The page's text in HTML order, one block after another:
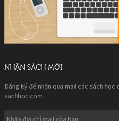
NHẬN SÁCH MỚI
Đăng ký để nhận qua mail các sách học
sachhoc.com.